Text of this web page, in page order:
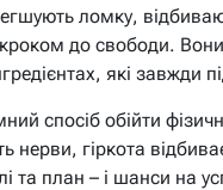
ломку,
до свободи. Вони
які завжди
спосіб обійти
нерви, гіркота
та план – і шанси на